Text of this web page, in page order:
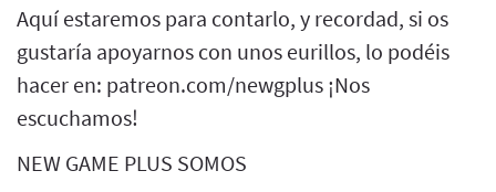
Aquí estaremos para contarlo, y recordad, si os
gustaría apoyarnos con unos eurillos, lo podéis
hacer en: patreon.com/newgplus ¡Nos
escuchamos!
NEW GAME PLUS SOMOS